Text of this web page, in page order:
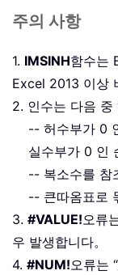
주의 사항
1. IMSINH함수는
Excel 2013 이상
2. 인수는 다음 중
-- 허수부가 0
실수부가 0 인
-- 복소수를 참
-- 큰따옴표로
3. #VALUE!오류
우 발생합니다。
4. #NUM!오류는